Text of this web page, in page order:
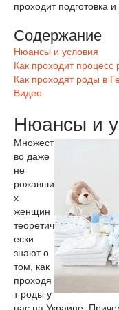
проходит подготовка
Содержание
Нюансы и условия
Как проходит процесс
Как проходят роды в
Видео
Нюансы и
Множест
во даже
не
рожавши
х
женщин
теоретич
ески
знают о
том, как
проходя
т роды у